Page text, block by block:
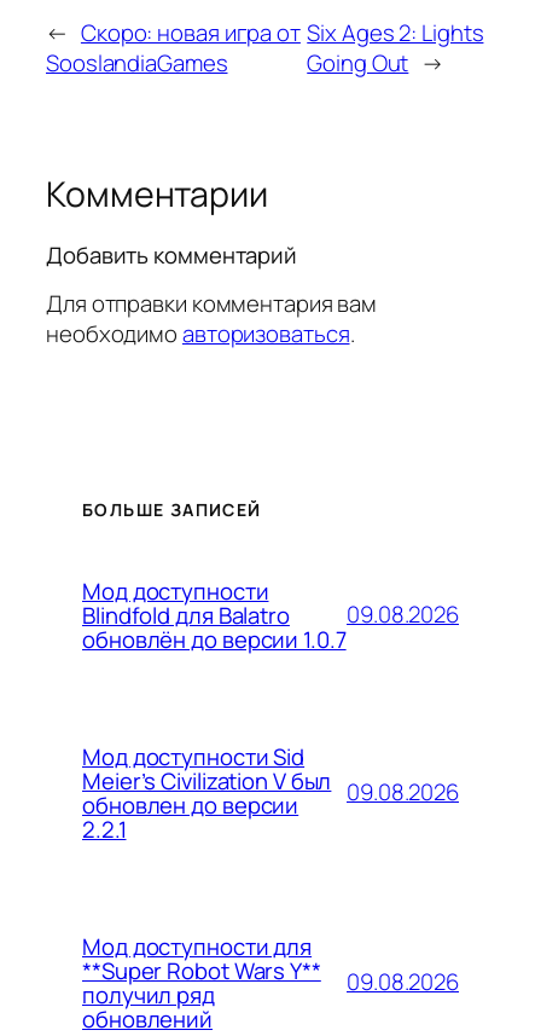
← Скоро: новая игра от
SooslandiaGames
Six Ages 2: Lights
Going Out →
Комментарии
Добавить комментарий
Для отправки комментария вам
необходимоавторизоваться.
БОЛЬШЕ ЗАПИСЕЙ
Мод доступности
Blindfold для Balatro
обновлён до версии 1.0.7
09.08.2026
Мод доступности Sid
Meier’s Civilization V был
обновлен до версии
2.2.1
09.08.2026
Мод доступности для
**Super Robot Wars Y**
получил ряд
обновлений
09.08.2026